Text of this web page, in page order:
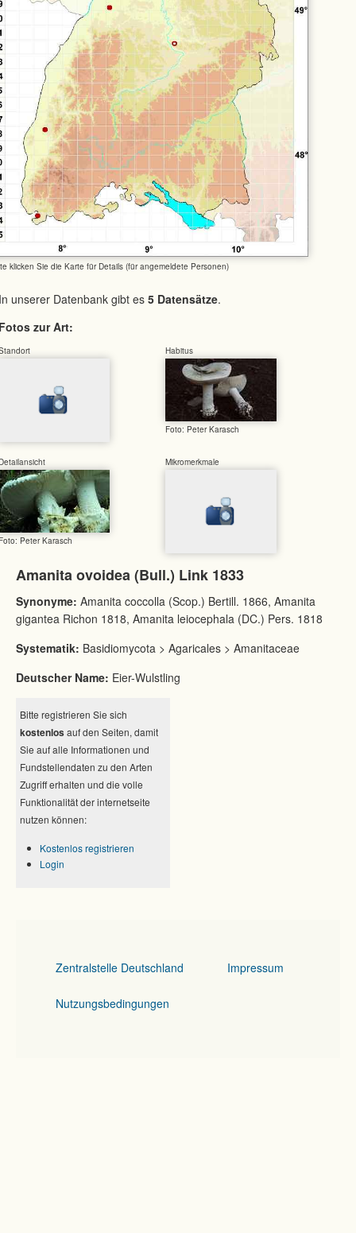
klicken Sie die Karte für Details (für angemeldete Personen)
unserer Datenbank gibt es 5 Datensätze.
zur Art:
Habitus
Foto: Peter Karasch
Peter Karasch
Mikromerkmale
Amanita ovoidea (Bull.) Link 1833
Synonyme: Amanita coccolla (Scop.) Bertill. 1866, Amanita
gigantea Richon 1818, Amanita leiocephala (DC.) Pers. 1818
Systematik: Basidiomycota > Agaricales > Amanitaceae
Deutscher Name: Eier-Wulstling
Bitte registrieren Sie sich
kostenlos auf den Seiten, damit
Sie auf alle Informationen und
Fundstellendaten zu den Arten
Zugriff erhalten und die volle
Funktionalität der internetseite
nutzen können:
Kostenlos registrieren
Login
Zentralstelle Deutschland Impressum
Nutzungsbedingungen